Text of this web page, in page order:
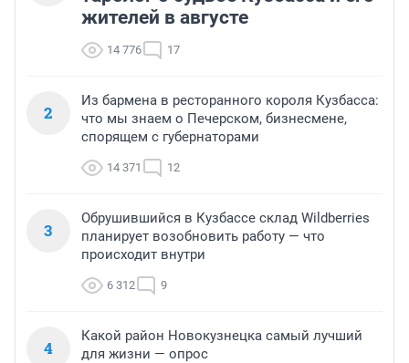
жителей в августе
14 776 17
2
Из бармена в ресторанного короля Кузбасса:
что мы знаем о Печерском, бизнесмене,
спорящем с губернаторами
14 371 12
3
Обрушившийся в Кузбассе склад Wildberries
планирует возобновить работу — что
происходит внутри
6 312 9
4
Какой район Новокузнецка самый лучший
для жизни — опрос